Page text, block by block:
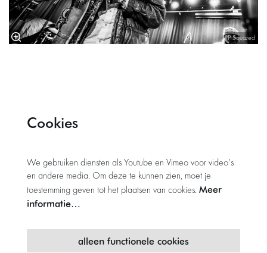
P Squared
Cookies
We gebruiken diensten als Youtube en Vimeo voor video's
en andere media. Om deze te kunnen zien, moet je
toestemming geven tot het plaatsen van cookies. Meer
informatie…
alleen functionele cookies